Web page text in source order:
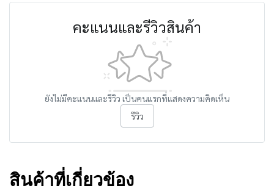
คะแนนและรีวิวสินค้า
ยังไม่มีคะแนนและรีวิว เป็นคนแรกที่แสดงความคิดเห็น
รีวิว
สินค้าที่เกี่ยวข้อง